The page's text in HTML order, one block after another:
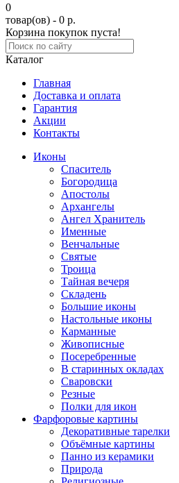
0
товар(ов) - 0 р.
Корзина покупок пуста!
Каталог
Главная
Доставка и оплата
Гарантия
Акции
Контакты
Иконы
Спаситель
Богородица
Апостолы
Архангелы
Ангел Хранитель
Именные
Венчальные
Святые
Троица
Тайная вечеря
Складень
Большие иконы
Настольные иконы
Карманные
Живописные
Посеребренные
В старинных окладах
Сваровски
Резные
Полки для икон
Фарфоровые картины
Декоративные тарелки
Объёмные картины
Панно из керамики
Природа